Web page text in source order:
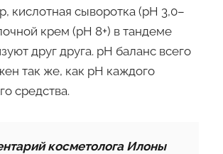
кислотная сыворотка (pH 3,0–
крем (pH 8+) в тандеме
друг друга. pH баланс всего
так же, как pH каждого
средства.
косметолога Илоны